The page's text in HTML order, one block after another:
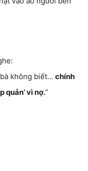
bà không biết… chính
quản’ vì nợ.”